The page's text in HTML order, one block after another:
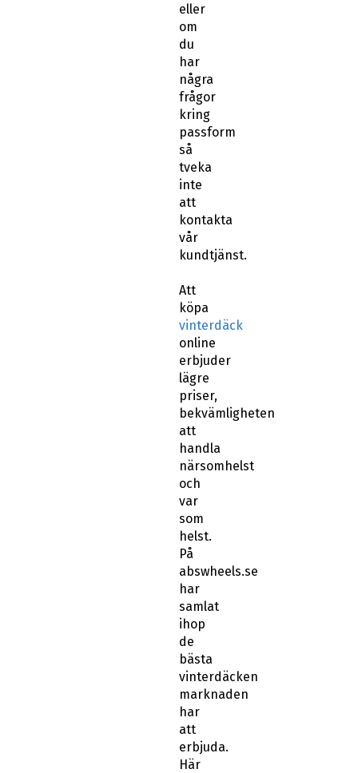
eller
om
du
har
några
frågor
kring
passform
så
tveka
inte
att
kontakta
vår
kundtjänst.
Att
köpa
vinterdäck
online
erbjuder
lägre
priser,
bekvämligheten
att
handla
närsomhelst
och
var
som
helst.
På
abswheels.se
har
samlat
ihop
de
bästa
vinterdäcken
marknaden
har
att
erbjuda.
Här